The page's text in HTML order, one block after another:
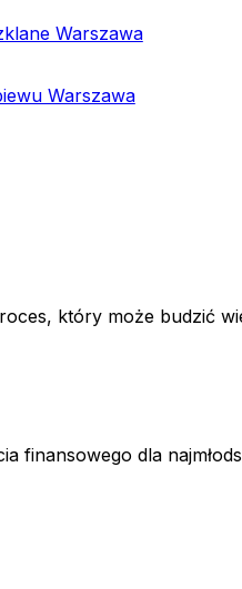
Warszawa
Warszawa
który może budzić
dla